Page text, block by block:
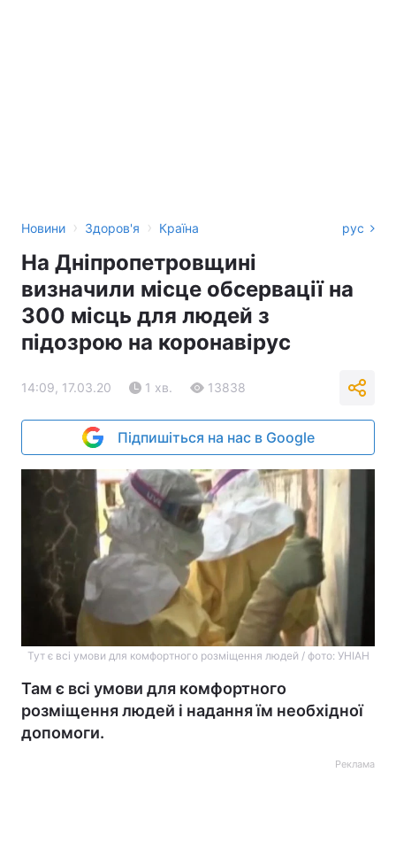
Новини › Здоров'я › Країна рус
На Дніпропетровщині
визначили місце обсервації на
300 місць для людей з
підозрою на коронавірус
14:09, 17.03.20 1 хв. 13838
Підпишіться на нас в Google
Тут є всі умови для комфортного розміщення людей / фото: УНІАН
Там є всі умови для комфортного
розміщення людей і надання їм необхідної
допомоги.
Реклама